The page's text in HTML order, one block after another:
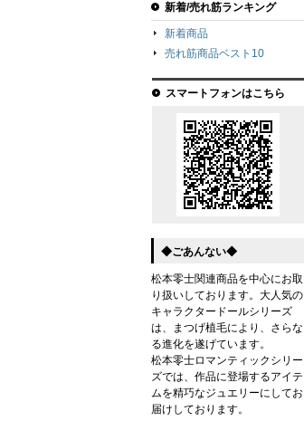
新着/売れ筋ランキング
新着商品
売れ筋商品ベスト10
スマートフォンはこちら
◆ごあんない◆
松本零士関連商品を中心にお取
り扱いしております。大人気の
キャラクタードールシリーズ
は、まつげ植毛により、さらな
る進化を遂げています。
松本零士ロマンティックシリー
ズでは、作品に登場するアイテ
ムを精巧なジュエリーにしてお
届けしております。